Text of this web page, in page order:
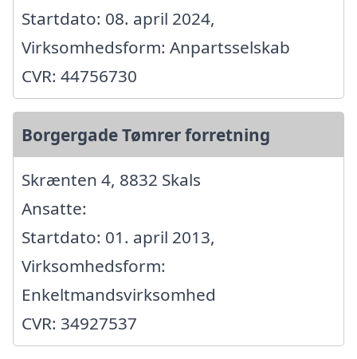
Startdato: 08. april 2024,
Virksomhedsform: Anpartsselskab
CVR: 44756730
Borgergade Tømrer forretning
Skrænten 4, 8832 Skals
Ansatte:
Startdato: 01. april 2013,
Virksomhedsform:
Enkeltmandsvirksomhed
CVR: 34927537